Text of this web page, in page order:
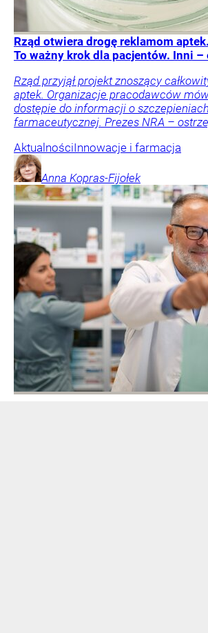
Rząd otwiera drogę reklamom
To ważny krok dla pacjentów. Inni –
Rząd przyjął projekt znoszący
aptek. Organizacje pracodawców
dostępie do informacji o
farmaceutycznej. Prezes NRA –
AktualnościInnowacje i farmacja
Anna Kopras-Fijołek